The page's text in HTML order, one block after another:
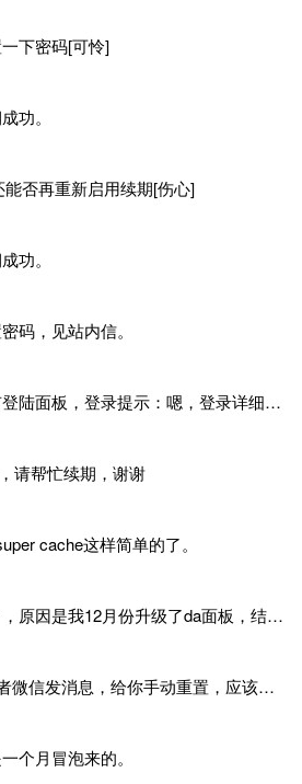
下密码[可怜]
功。
能否再重新启用续期[伤心]
功。
码，见站内信。
站长，许久没有登陆面板，登录提示：嗯，登录详细信息似乎不正确。请重试。 网站还可以正常使用。如果是密码问题请帮忙重置一下密码。谢谢。订单号：97790，账号：aa20210950。 站长，提交了工单，你回复续期成功，不过我的问题是面部登陆信息有问题，一直是初始密码，现在无法登陆，有时间麻烦排查一下。
请帮忙续期，谢谢
cache这样简单的了。
是的证书过期了，原因是我12月份升级了da面板，结果后台证书就不更新了，目前还在排查问题。切换PHP版本现在没有了，因为DA新版不支持。
可以给我QQ或者微信发消息，给你手动重置，应该是服务器插件有问题了，这个wp的主题太老了，导致现在好多的问题，网站的签到功能也是因为这个原因导致的。
个月冒泡来的。